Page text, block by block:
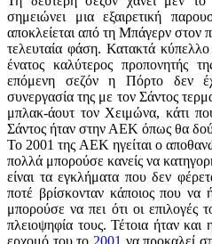
σημειώνει μια εξαιρετική
αποκλείεται από τη Μπάγερν στον
τελευταία φάση. Κατακτά
ένατος καλύτερος προπονητής
επόμενη σεζόν η Πόρτο δεν
συνεργασία της με τον Σάντος
μπλακ-άουτ τον Χειμώνα, κάτι
Σάντος ήταν στην ΑΕΚ όπως θα
Το 2001 της ΑΕΚ ηγείται ο
πολλά μπορούσε κανείς να
είναι τα εγκλήματα που δεν
ποτέ βρίσκονταν κάποιος που να
μπορούσε να πει ότι οι επιλογές
πλειοψηφία τους. Τέτοια ήταν
ερχομό του το 2001 να προκαλεί